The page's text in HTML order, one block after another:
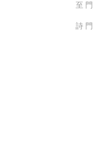
至 門
詩 門